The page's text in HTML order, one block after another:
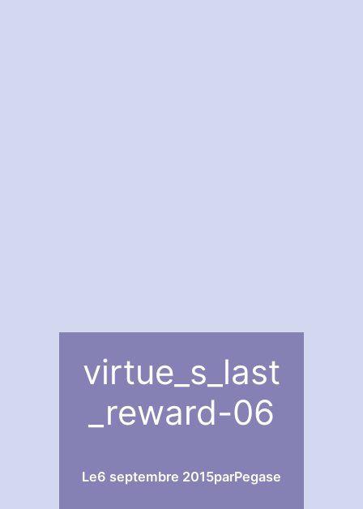
virtue_s_last
_reward-06
Le6 septembre 2015parPegase